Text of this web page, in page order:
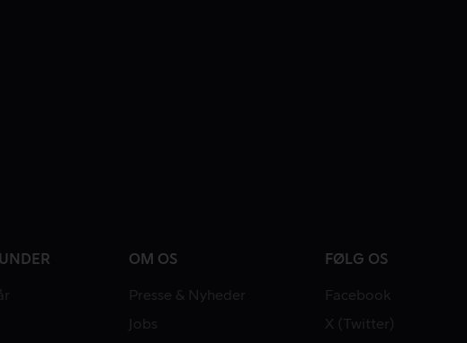
OM OS
Presse & Nyheder
Jobs
FØLG OS
Facebook
X (Twitter)